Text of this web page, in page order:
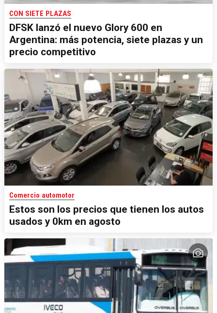
CON SIETE PLAZAS
DFSK lanzó el nuevo Glory 600 en
Argentina: más potencia, siete plazas y un
precio competitivo
Comercio automotor
Estos son los precios que tienen los autos
usados y 0km en agosto